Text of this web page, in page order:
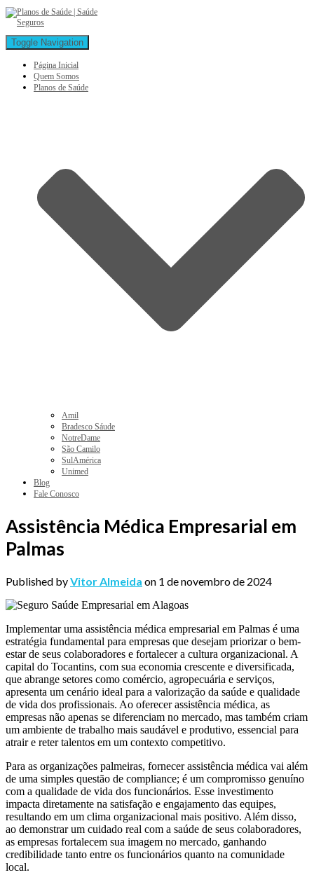
Toggle Navigation
Página Inicial
Quem Somos
Planos de Saúde
Amil
Bradesco Sáude
NotreDame
São Camilo
SulAmérica
Unimed
Blog
Fale Conosco
Assistência Médica Empresarial em
Palmas
Published byVitor Almeida on 1 de novembro de 2024
Implementar uma assistência médica empresarial em Palmas é uma
estratégia fundamental para empresas que desejam priorizar o bem-
estar de seus colaboradores e fortalecer a cultura organizacional. A
capital do Tocantins, com sua economia crescente e diversificada,
que abrange setores como comércio, agropecuária e serviços,
apresenta um cenário ideal para a valorização da saúde e qualidade
de vida dos profissionais. Ao oferecer assistência médica, as
empresas não apenas se diferenciam no mercado, mas também criam
um ambiente de trabalho mais saudável e produtivo, essencial para
atrair e reter talentos em um contexto competitivo.
Para as organizações palmeiras, fornecer assistência médica vai além
de uma simples questão de compliance; é um compromisso genuíno
com a qualidade de vida dos funcionários. Esse investimento
impacta diretamente na satisfação e engajamento das equipes,
resultando em um clima organizacional mais positivo. Além disso,
ao demonstrar um cuidado real com a saúde de seus colaboradores,
as empresas fortalecem sua imagem no mercado, ganhando
credibilidade tanto entre os funcionários quanto na comunidade
local.